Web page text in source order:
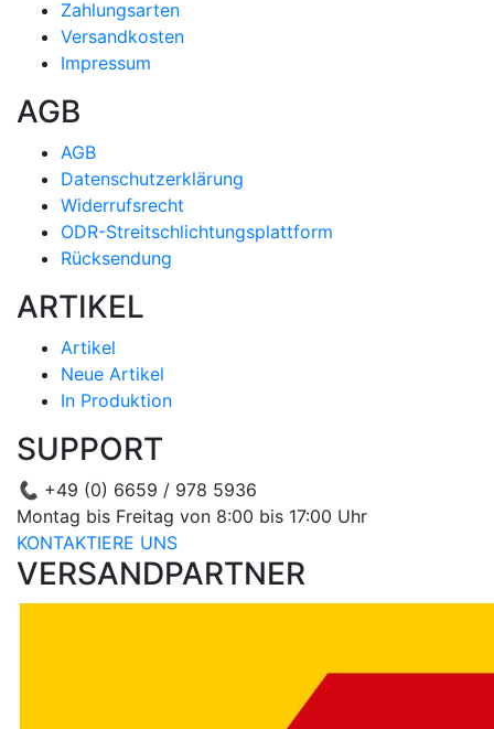
Zahlungsarten
Versandkosten
Impressum
AGB
AGB
Datenschutzerklärung
Widerrufsrecht
ODR-Streitschlichtungsplattform
Rücksendung
ARTIKEL
Artikel
Neue Artikel
In Produktion
SUPPORT
📞 +49 (0) 6659 / 978 5936
Montag bis Freitag von 8:00 bis 17:00 Uhr
KONTAKTIERE UNS
VERSANDPARTNER